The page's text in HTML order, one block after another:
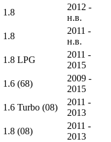
1.8
2012 -
н.в.
1.8
2011 -
н.в.
1.8 LPG
2011 -
2015
1.6 (68)
2009 -
2015
1.6 Turbo (08)
2011 -
2013
1.8 (08)
2011 -
2013